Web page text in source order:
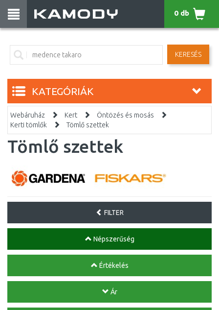
KERESÉS
0 db
KATEGÓRIÁK
Webáruház Kert
Öntözés és mosás
Kerti tömlők
Tömlő szettek
Tömlő szettek
FILTER
Népszerűség
Értékelés
Ár